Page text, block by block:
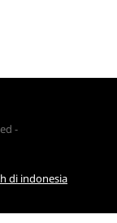
-
di indonesia